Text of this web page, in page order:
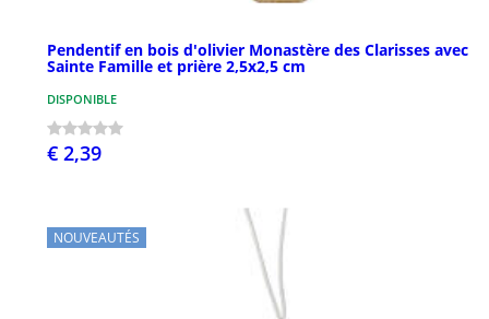
Pendentif en bois d'olivier Monastère des Clarisses avec
Sainte Famille et prière 2,5x2,5 cm
DISPONIBLE
€ 2,39
NOUVEAUTÉS